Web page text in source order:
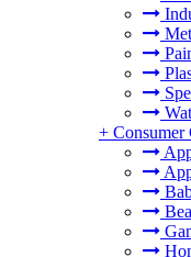
+ Consumer